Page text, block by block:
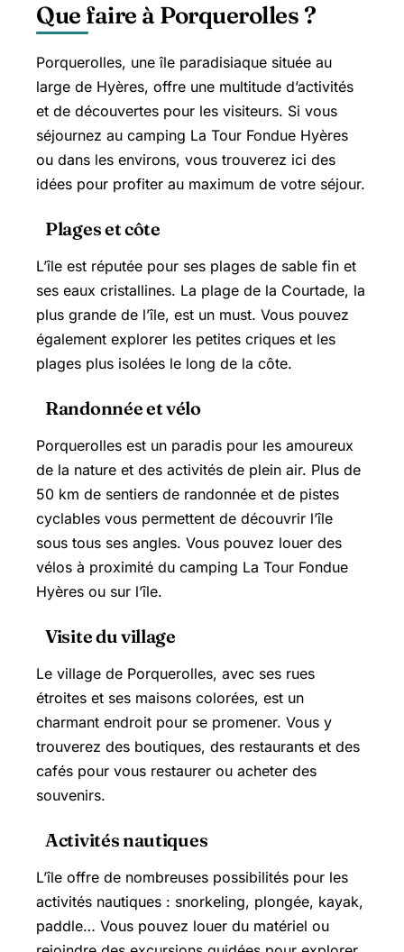
Que faire à Porquerolles ?
Porquerolles, une île paradisiaque située au
large de Hyères, offre une multitude d’activités
et de découvertes pour les visiteurs. Si vous
séjournez au camping La Tour Fondue Hyères
ou dans les environs, vous trouverez ici des
idées pour profiter au maximum de votre séjour.
Plages et côte
L’île est réputée pour ses plages de sable fin et
ses eaux cristallines. La plage de la Courtade, la
plus grande de l’île, est un must. Vous pouvez
également explorer les petites criques et les
plages plus isolées le long de la côte.
Randonnée et vélo
Porquerolles est un paradis pour les amoureux
de la nature et des activités de plein air. Plus de
50 km de sentiers de randonnée et de pistes
cyclables vous permettent de découvrir l’île
sous tous ses angles. Vous pouvez louer des
vélos à proximité du camping La Tour Fondue
Hyères ou sur l’île.
Visite du village
Le village de Porquerolles, avec ses rues
étroites et ses maisons colorées, est un
charmant endroit pour se promener. Vous y
trouverez des boutiques, des restaurants et des
cafés pour vous restaurer ou acheter des
souvenirs.
Activités nautiques
L’île offre de nombreuses possibilités pour les
activités nautiques : snorkeling, plongée, kayak,
paddle… Vous pouvez louer du matériel ou